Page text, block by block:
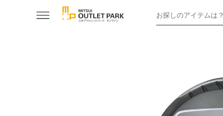
お探しのアイテムは？